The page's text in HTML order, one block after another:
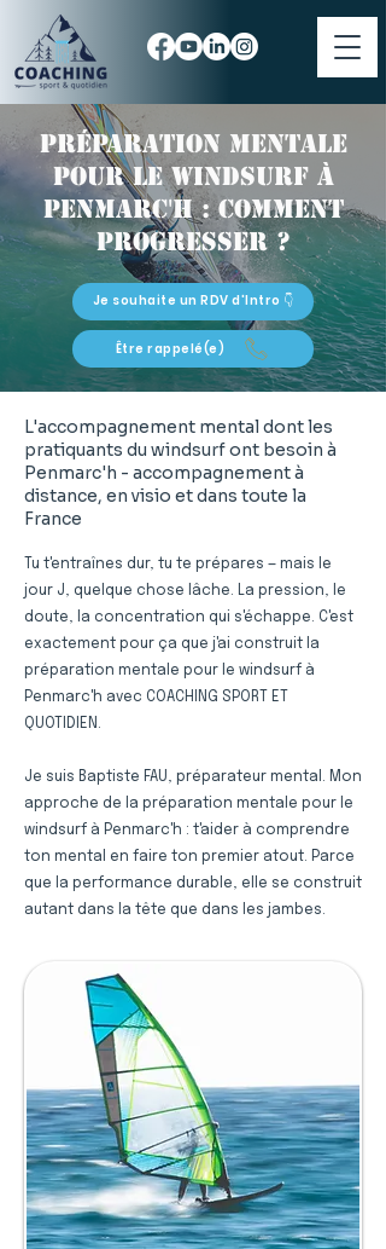
Préparation mentale
pour le windsurf à
Penmarc'h : comment
progresser ?
Je souhaite un RDV d'Intro 👇
Être rappelé(e)
L'accompagnement mental dont les
pratiquants du windsurf ont besoin à
Penmarc'h - accompagnement à
distance, en visio et dans toute la
France
Tu t'entraînes dur, tu te prépares — mais le
jour J, quelque chose lâche. La pression, le
doute, la concentration qui s'échappe. C'est
exactement pour ça que j'ai construit la
préparation mentale pour le windsurf à
Penmarc'h avec COACHING SPORT ET
QUOTIDIEN.
Je suis Baptiste FAU, préparateur mental. Mon
approche de la préparation mentale pour le
windsurf à Penmarc'h : t'aider à comprendre
ton mental en faire ton premier atout. Parce
que la performance durable, elle se construit
autant dans la tête que dans les jambes.